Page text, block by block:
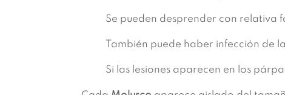
Se pueden desprender con relativa
También puede haber infección de
Si las lesiones aparecen en los